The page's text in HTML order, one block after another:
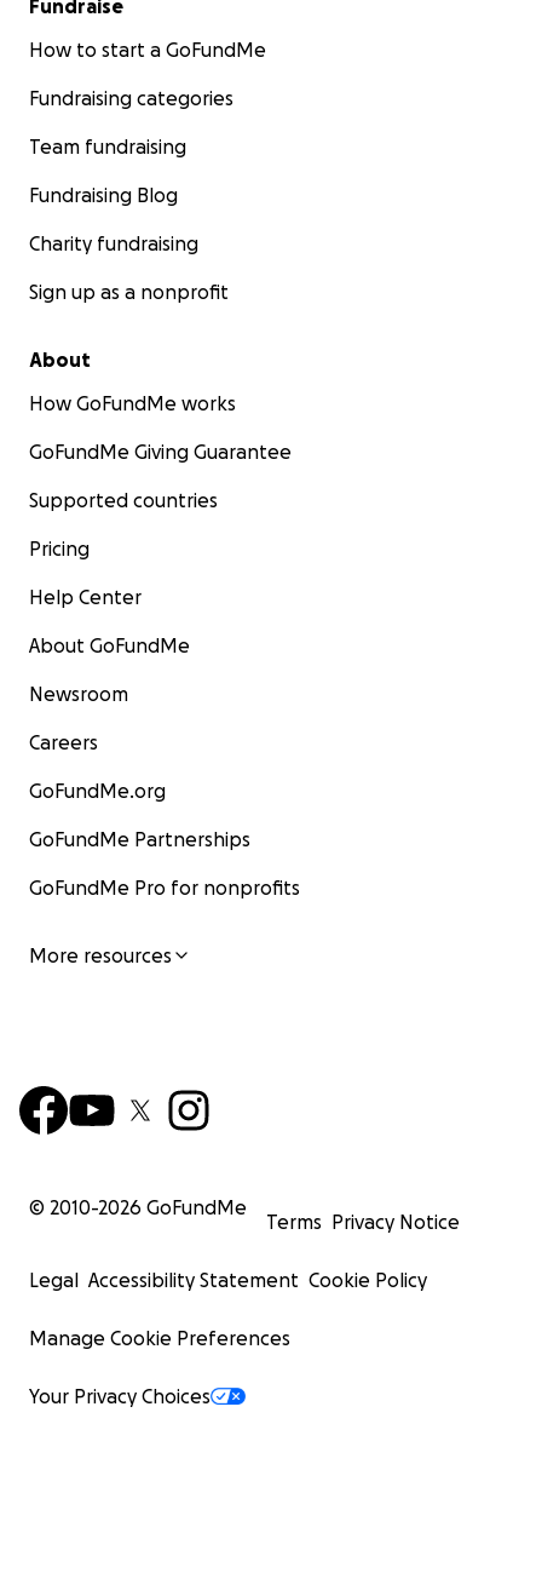
Fundraise
How to start a GoFundMe
Fundraising categories
Team fundraising
Fundraising Blog
Charity fundraising
Sign up as a nonprofit
About
How GoFundMe works
GoFundMe Giving Guarantee
Supported countries
Pricing
Help Center
About GoFundMe
Newsroom
Careers
GoFundMe.org
GoFundMe Partnerships
GoFundMe Pro for nonprofits
More resources
© 2010-2026 GoFundMe
Terms Privacy Notice
Legal Accessibility Statement Cookie Policy
Manage Cookie Preferences
Your Privacy Choices